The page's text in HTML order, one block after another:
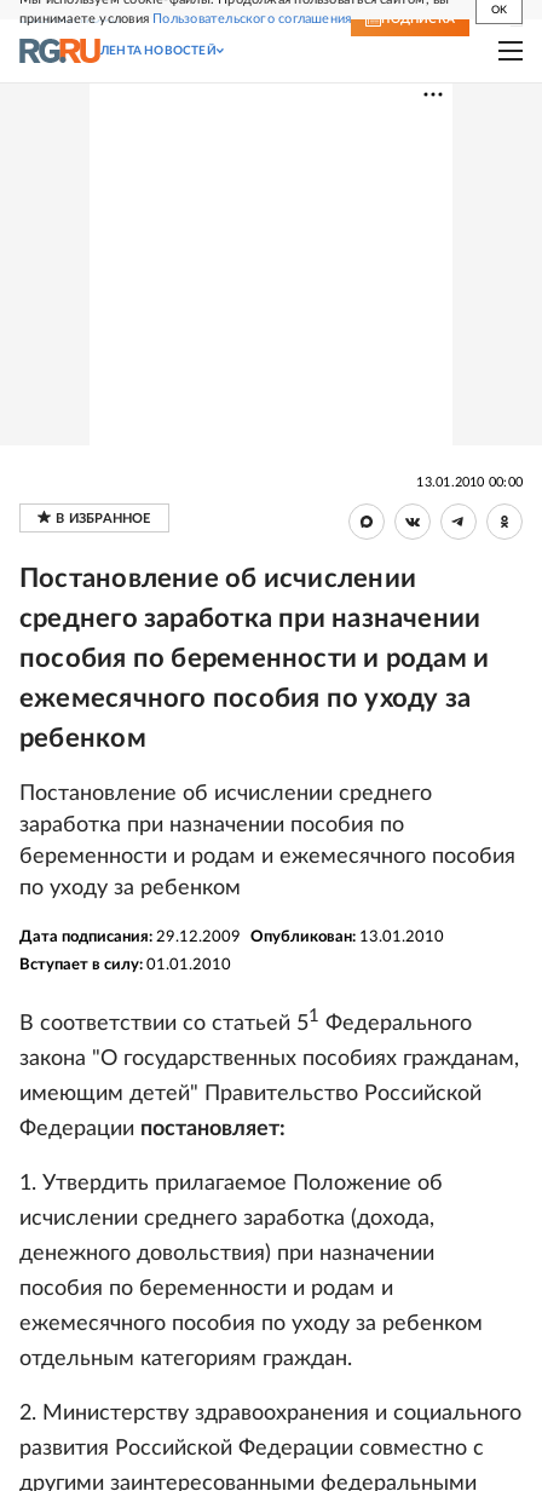
принимаете условия Пользовательского соглашения
OK
СВЕЖИЙ НОМЕР ПОДПИСКА
ЛЕНТА НОВОСТЕЙ
13.01.2010 00:00
Постановление об исчислении
среднего заработка при назначении
пособия по беременности и родам и
ежемесячного пособия по уходу за
ребенком
Постановление об исчислении среднего
заработка при назначении пособия по
беременности и родам и ежемесячного пособия
по уходу за ребенком
Дата подписания: 29.12.2009 Опубликован: 13.01.2010
Вступает в силу: 01.01.2010
В соответствии со статьей 51 Федерального
закона "О государственных пособиях гражданам,
имеющим детей" Правительство Российской
Федерации постановляет:
1. Утвердить прилагаемое Положение об
исчислении среднего заработка (дохода,
денежного довольствия) при назначении
пособия по беременности и родам и
ежемесячного пособия по уходу за ребенком
отдельным категориям граждан.
2. Министерству здравоохранения и социального
развития Российской Федерации совместно с
другими заинтересованными федеральными